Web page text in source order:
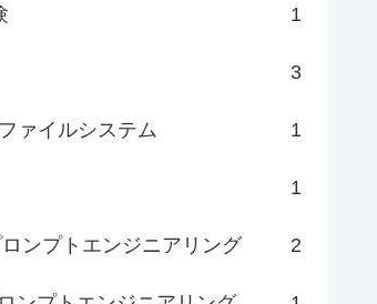
1
3
ァイルシステム 1
1
ンプトエンジニアリング 2